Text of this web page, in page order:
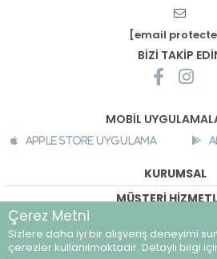
[email
BİZİ TAKİP
MOBİL
Apple Store Uygulama
KURUMSAL
MÜŞTERİ
©breeze.com.tr - Tüm
Çerez Metni
Sizlere daha iyi bir alışveriş deneyimi
çerezler kullanılmaktadır. Detaylı bilgi